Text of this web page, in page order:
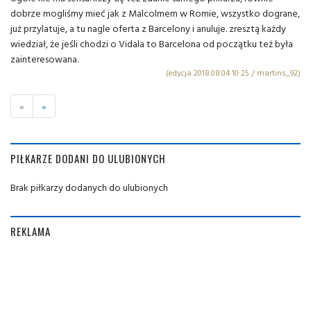
dobrze mogliśmy mieć jak z Malcolmem w Romie, wszystko dograne,
już przylatuje, a tu nagle oferta z Barcelony i anuluje. zresztą każdy
wiedział, że jeśli chodzi o Vidala to Barcelona od początku też była
zainteresowana.
(edycja 2018.08.04 10:25 / martins_92)
« »
PIŁKARZE DODANI DO ULUBIONYCH
Brak piłkarzy dodanych do ulubionych
REKLAMA